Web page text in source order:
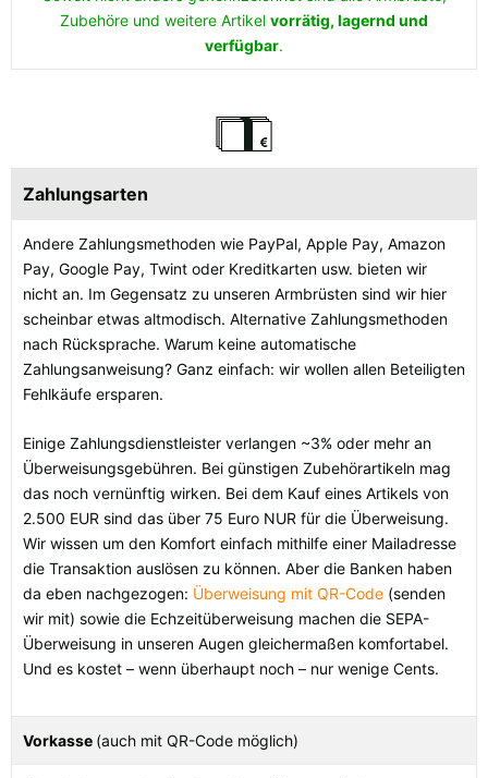
Zubehöre und weitere Artikel vorrätig, lagernd und
verfügbar.
Zahlungsarten
Andere Zahlungsmethoden wie PayPal, Apple Pay, Amazon
Pay, Google Pay, Twint oder Kreditkarten usw. bieten wir
nicht an. Im Gegensatz zu unseren Armbrüsten sind wir hier
scheinbar etwas altmodisch. Alternative Zahlungsmethoden
nach Rücksprache. Warum keine automatische
Zahlungsanweisung? Ganz einfach: wir wollen allen Beteiligten
Fehlkäufe ersparen.
Einige Zahlungsdienstleister verlangen ~3% oder mehr an
Überweisungsgebühren. Bei günstigen Zubehörartikeln mag
das noch vernünftig wirken. Bei dem Kauf eines Artikels von
2.500 EUR sind das über 75 Euro NUR für die Überweisung.
Wir wissen um den Komfort einfach mithilfe einer Mailadresse
die Transaktion auslösen zu können. Aber die Banken haben
da eben nachgezogen: Überweisung mit QR-Code (senden
wir mit) sowie die Echzeitüberweisung machen die SEPA-
Überweisung in unseren Augen gleichermaßen komfortabel.
Und es kostet – wenn überhaupt noch – nur wenige Cents.
Vorkasse (auch mit QR-Code möglich)